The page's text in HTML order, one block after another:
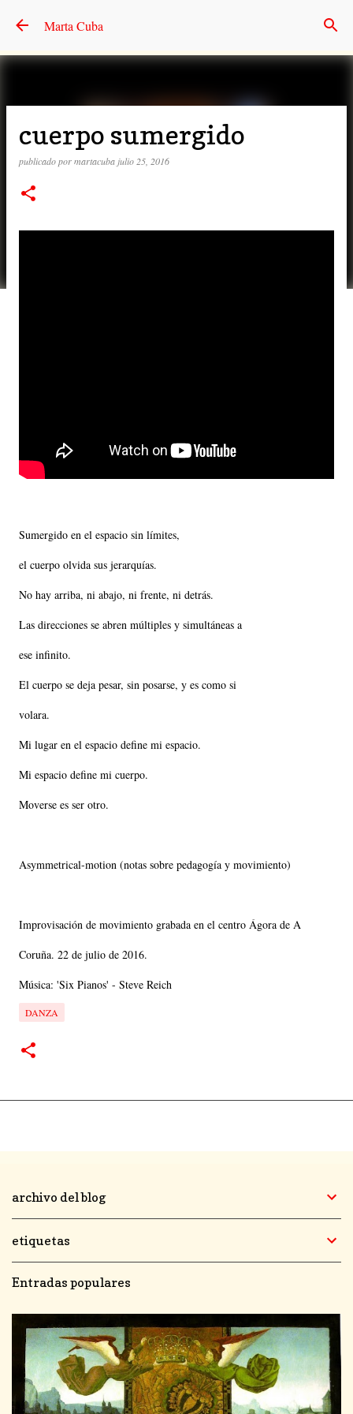
Marta Cuba
cuerpo sumergido
publicado pormartacuba julio 25, 2016
Sumergido en el espacio sin límites,
el cuerpo olvida sus jerarquías.
No hay arriba, ni abajo, ni frente, ni detrás.
Las direcciones se abren múltiples y simultáneas a
ese infinito.
El cuerpo se deja pesar, sin posarse, y es como si
volara.
Mi lugar en el espacio define mi espacio.
Mi espacio define mi cuerpo.
Moverse es ser otro.
Asymmetrical-motion (notas sobre pedagogía y movimiento)
Improvisación de movimiento grabada en el centro Ágora de A
Coruña. 22 de julio de 2016.
Música: 'Six Pianos' - Steve Reich
DANZA
archivo del blog
etiquetas
Entradas populares